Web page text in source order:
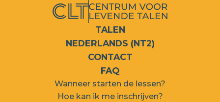
TALEN
NEDERLANDS (NT2)
CONTACT
FAQ
Wanneer starten de lessen?
Hoe kan ik me inschrijven?